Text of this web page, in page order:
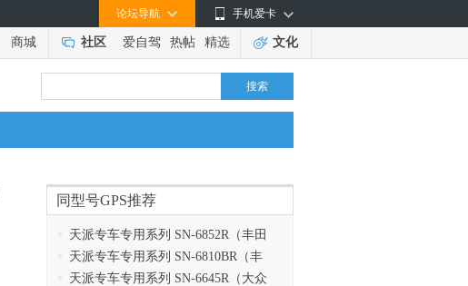
手机爱卡
论坛导航
商城 社区 爱自驾 热帖 精选 文化
搜索
同型号GPS推荐
天派专车专用系列 SN-6852R（丰田
天派专车专用系列 SN-6810BR（丰
天派专车专用系列 SN-6645R（大众